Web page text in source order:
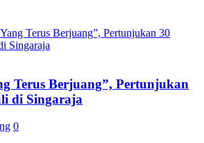
Terus Berjuang”, Pertunjukan
di Singaraja
0